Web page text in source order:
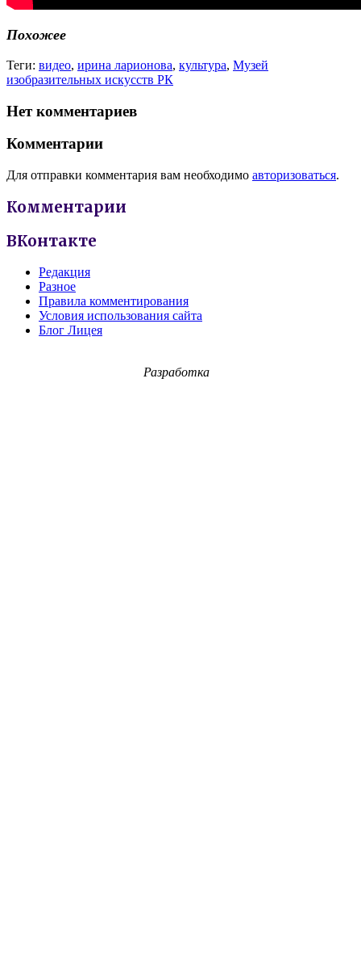
Похожее
Теги: видео, ирина ларионова, культура, Музей
изобразительных искусств РК
Нет комментариев
Комментарии
Для отправки комментария вам необходимо авторизоваться.
Комментарии
ВКонтакте
Редакция
Разное
Правила комментирования
Условия использования сайта
Блог Лицея
Разработка